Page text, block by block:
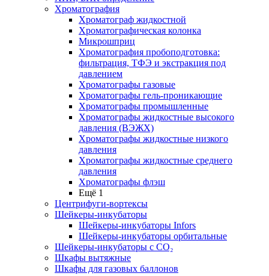
Хроматография
Хроматограф жидкостной
Хроматографическая колонка
Микрошприц
Хроматография пробоподготовка:
фильтрация, ТФЭ и экстракция под
давлением
Хроматографы газовые
Хроматографы гель-проникающие
Хроматографы промышленные
Хроматографы жидкостные высокого
давления (ВЭЖХ)
Хроматографы жидкостные низкого
давления
Хроматографы жидкостные среднего
давления
Хроматографы флэш
Ещё 1
Центрифуги-вортексы
Шейкеры-инкубаторы
Шейкеры-инкубаторы Infors
Шейкеры-инкубаторы орбитальные
Шейкеры-инкубаторы с CО₂
Шкафы вытяжные
Шкафы для газовых баллонов